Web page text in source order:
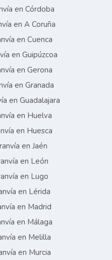
en Córdoba
en A Coruña
en Cuenca
en Guipúzcoa
en Gerona
en Granada
en Guadalajara
en Huelva
en Huesca
en Jaén
en León
en Lugo
en Lérida
en Madrid
en Málaga
en Melilla
en Murcia